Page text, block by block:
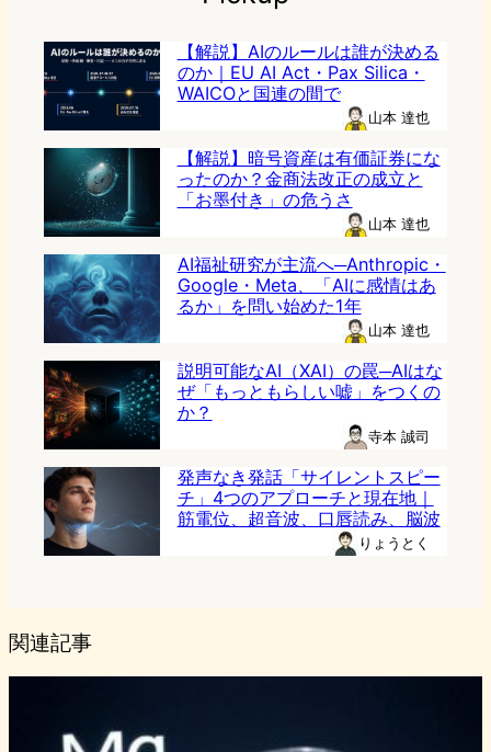
【解説】AIのルールは誰が決める
のか｜EU AI Act・Pax Silica・
WAICOと国連の間で
山本 達也
【解説】暗号資産は有価証券にな
ったのか？金商法改正の成立と
「お墨付き」の危うさ
山本 達也
AI福祉研究が主流へ─Anthropic・
Google・Meta、「AIに感情はあ
るか」を問い始めた1年
山本 達也
説明可能なAI（XAI）の罠─AIはな
ぜ「もっともらしい嘘」をつくの
か？
寺本 誠司
発声なき発話「サイレントスピー
チ」4つのアプローチと現在地｜
筋電位、超音波、口唇読み、脳波
りょうとく
関連記事